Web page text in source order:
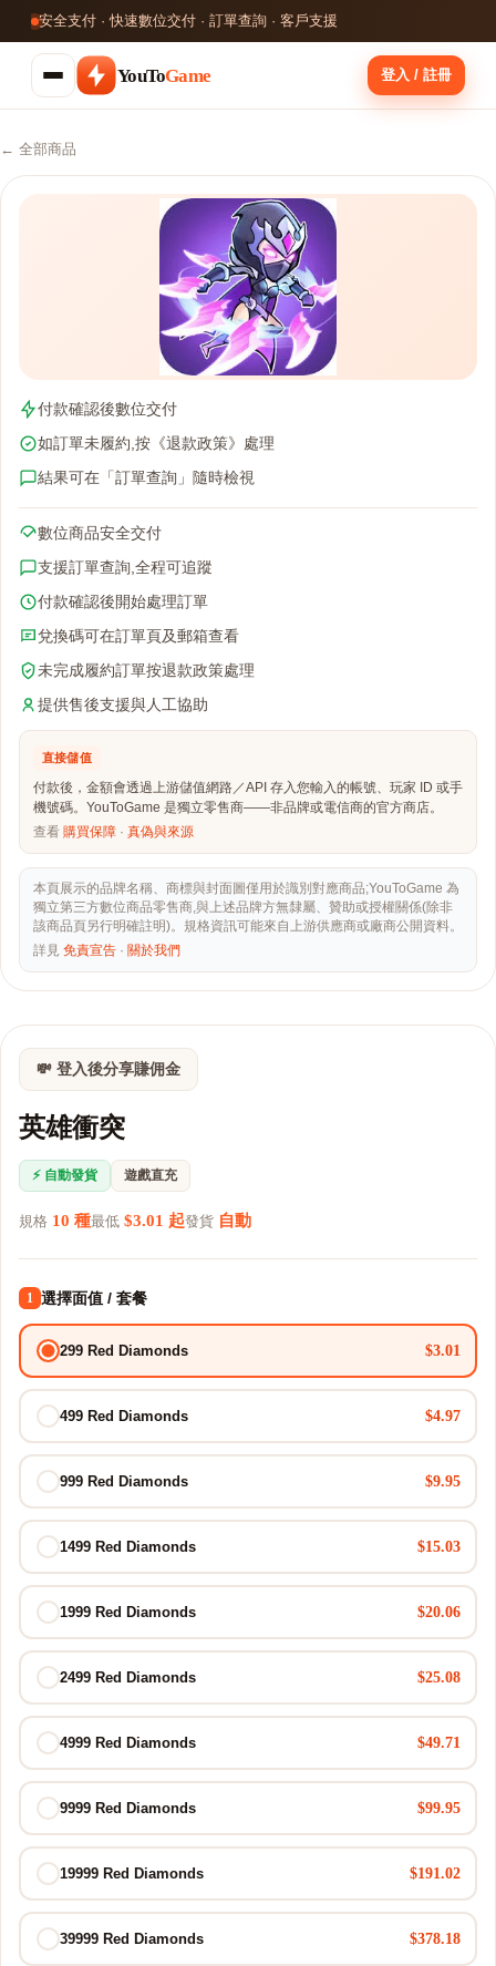
安全支付 · 快速數位交付 · 訂單查詢 · 客戶支援
YouToGame 登入 / 註冊
← 全部商品
付款確認後數位交付
如訂單未履約,按《退款政策》處理
結果可在「訂單查詢」隨時檢視
數位商品安全交付
支援訂單查詢,全程可追蹤
付款確認後開始處理訂單
兌換碼可在訂單頁及郵箱查看
未完成履約訂單按退款政策處理
提供售後支援與人工協助
直接儲值
付款後，金額會透過上游儲值網路／API 存入您輸入的帳號、玩家 ID 或手
機號碼。YouToGame 是獨立零售商——非品牌或電信商的官方商店。
查看 購買保障 · 真偽與來源
本頁展示的品牌名稱、商標與封面圖僅用於識別對應商品;YouToGame 為
獨立第三方數位商品零售商,與上述品牌方無隸屬、贊助或授權關係(除非
該商品頁另行明確註明)。規格資訊可能來自上游供應商或廠商公開資料。
詳見 免責宣告 · 關於我們
💸 登入後分享賺佣金
英雄衝突
⚡ 自動發貨 遊戲直充
規格 10 種最低 $3.01 起發貨 自動
1 選擇面值 / 套餐
299 Red Diamonds $3.01
499 Red Diamonds $4.97
999 Red Diamonds $9.95
1499 Red Diamonds $15.03
1999 Red Diamonds $20.06
2499 Red Diamonds $25.08
4999 Red Diamonds $49.71
9999 Red Diamonds $99.95
19999 Red Diamonds $191.02
39999 Red Diamonds $378.18